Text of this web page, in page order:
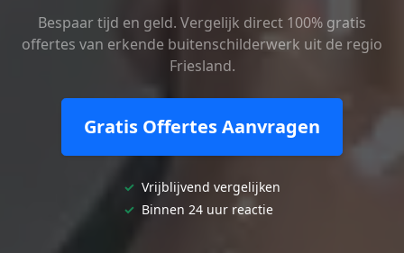
Bespaar tijd en geld. Vergelijk direct 100% gratis
offertes van erkende buitenschilderwerk uit de regio
Friesland.
Gratis Offertes Aanvragen
✓ Vrijblijvend vergelijken
✓ Binnen 24 uur reactie